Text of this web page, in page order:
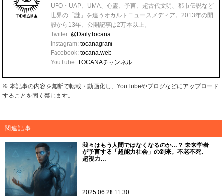
UFO・UAP、UMA、心霊、予言、超古代文明、都市伝説など
世界の「謎」を追うオカルトニュースメディア。2013年の開
設から13年、公開記事は2万本以上。
Twitter: @DailyTocana
Instagram: tocanagram
Facebook: tocana.web
YouTube: TOCANAチャンネル
※ 本記事の内容を無断で転載・動画化し、YouTubeやブログなどにアップロード
することを固く禁じます。
関連記事
我々はもう人間ではなくなるのか…？ 未来学者
が予言する「超能力社会」の到来。不老不死、
超視力…
2025.06.28 11:30